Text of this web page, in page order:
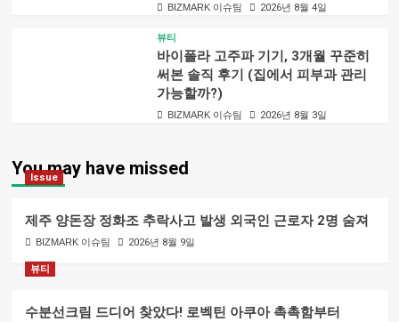
BIZMARK 이슈팀 2026년 8월 4일
뷰티
바이폴라 고주파 기기, 3개월 꾸준히
써본 솔직 후기 (집에서 피부과 관리
가능할까?)
BIZMARK 이슈팀 2026년 8월 3일
You may have missed
Issue
제주 양돈장 정화조 추락사고 발생 외국인 근로자 2명 숨져
BIZMARK 이슈팀 2026년 8월 9일
뷰티
수분선크림 드디어 찾았다! 로벡틴 아쿠아 촉촉함부터